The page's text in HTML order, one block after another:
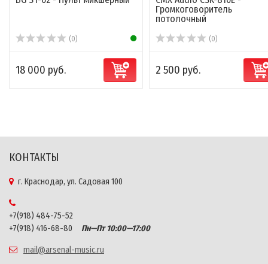
(0)
18 000 руб.
Громкоговоритель
потолочный
(0)
2 500 руб.
КОНТАКТЫ
г. Краснодар, ул. Садовая 100
+7(918) 484-75-52
+7(918) 416-68-80
Пн—Пт 10:00—17:00
mail@arsenal-music.ru